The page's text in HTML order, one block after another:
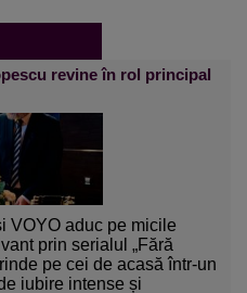
revine în rol principal
VOYO aduc pe micile
prin serialul „Fără
pe cei de acasă într-un
iubire intense și